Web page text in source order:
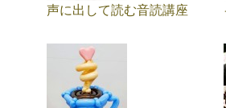
声に出して読む音読講座